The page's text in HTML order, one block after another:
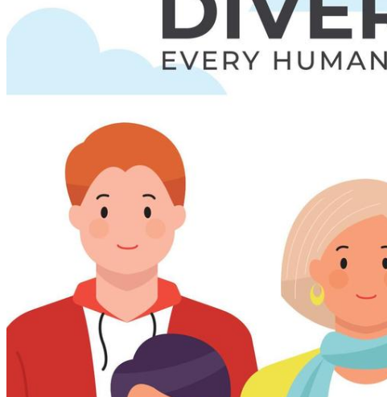
Motion graphics
Images Éditoriales
Événements Éditoriaux